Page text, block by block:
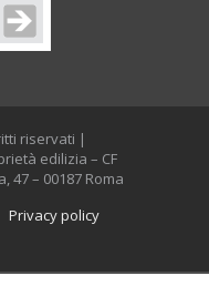
riservati |
edilizia – CF
47 – 00187 Roma
Privacy policy